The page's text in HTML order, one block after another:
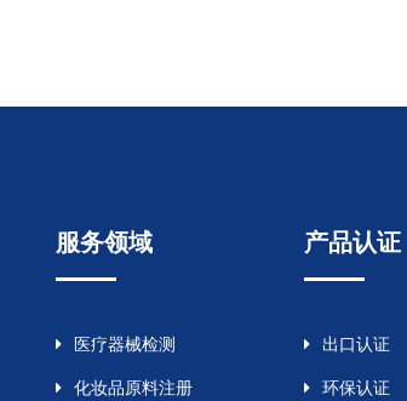
服务领域
医疗器械检测
化妆品原料注册
产品认证
出口认证
环保认证